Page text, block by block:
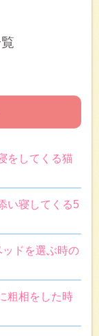
をしてくる猫
い寝してくる5
ッドを選ぶ時の
粗相をした時